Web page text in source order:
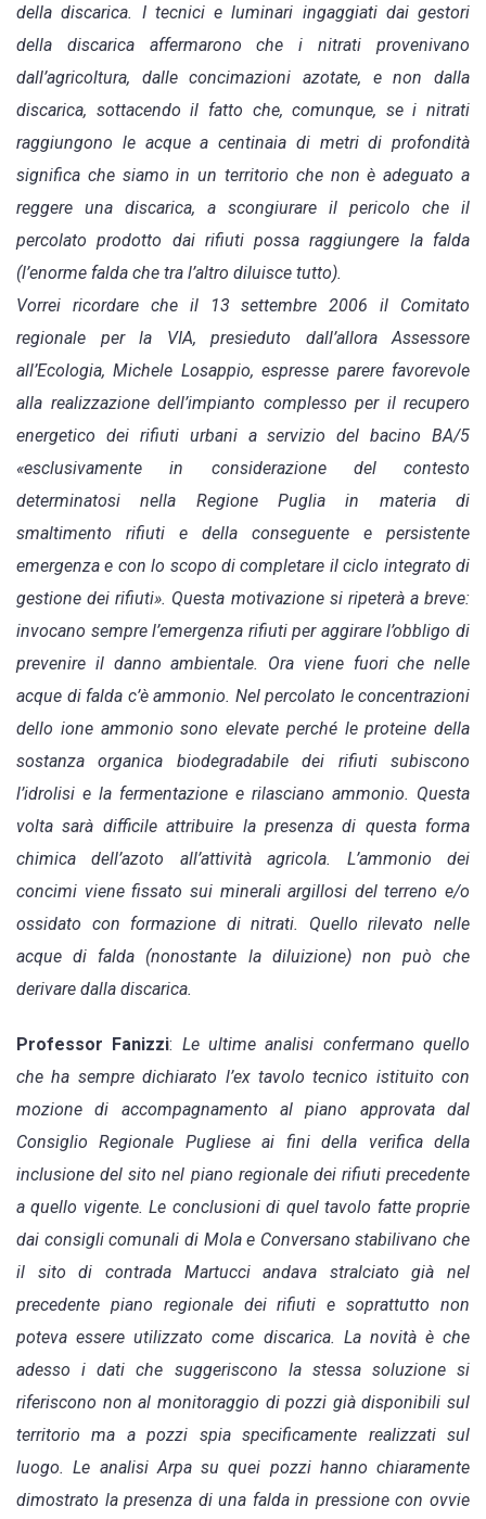
della discarica. I tecnici e luminari ingaggiati dai gestori
della discarica affermarono che i nitrati provenivano
dall’agricoltura, dalle concimazioni azotate, e non dalla
discarica, sottacendo il fatto che, comunque, se i nitrati
raggiungono le acque a centinaia di metri di profondità
significa che siamo in un territorio che non è adeguato a
reggere una discarica, a scongiurare il pericolo che il
percolato prodotto dai rifiuti possa raggiungere la falda
(l’enorme falda che tra l’altro diluisce tutto).
Vorrei ricordare che il 13 settembre 2006 il Comitato
regionale per la VIA, presieduto dall’allora Assessore
all’Ecologia, Michele Losappio, espresse parere favorevole
alla realizzazione dell’impianto complesso per il recupero
energetico dei rifiuti urbani a servizio del bacino BA/5
«esclusivamente in considerazione del contesto
determinatosi nella Regione Puglia in materia di
smaltimento rifiuti e della conseguente e persistente
emergenza e con lo scopo di completare il ciclo integrato di
gestione dei rifiuti». Questa motivazione si ripeterà a breve:
invocano sempre l’emergenza rifiuti per aggirare l’obbligo di
prevenire il danno ambientale. Ora viene fuori che nelle
acque di falda c’è ammonio. Nel percolato le concentrazioni
dello ione ammonio sono elevate perché le proteine della
sostanza organica biodegradabile dei rifiuti subiscono
l’idrolisi e la fermentazione e rilasciano ammonio. Questa
volta sarà difficile attribuire la presenza di questa forma
chimica dell’azoto all’attività agricola. L’ammonio dei
concimi viene fissato sui minerali argillosi del terreno e/o
ossidato con formazione di nitrati. Quello rilevato nelle
acque di falda (nonostante la diluizione) non può che
derivare dalla discarica.
Professor Fanizzi: Le ultime analisi confermano quello
che ha sempre dichiarato l’ex tavolo tecnico istituito con
mozione di accompagnamento al piano approvata dal
Consiglio Regionale Pugliese ai fini della verifica della
inclusione del sito nel piano regionale dei rifiuti precedente
a quello vigente. Le conclusioni di quel tavolo fatte proprie
dai consigli comunali di Mola e Conversano stabilivano che
il sito di contrada Martucci andava stralciato già nel
precedente piano regionale dei rifiuti e soprattutto non
poteva essere utilizzato come discarica. La novità è che
adesso i dati che suggeriscono la stessa soluzione si
riferiscono non al monitoraggio di pozzi già disponibili sul
territorio ma a pozzi spia specificamente realizzati sul
luogo. Le analisi Arpa su quei pozzi hanno chiaramente
dimostrato la presenza di una falda in pressione con ovvie